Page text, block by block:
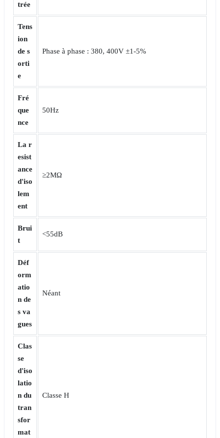
trée
Tens
ion
de s
orti
e
Phase à phase : 380, 400V ±1-5%
Fré
que
nce
50Hz
La r
esist
ance
d'iso
lem
ent
≥2MΩ
Brui
t
<55dB
Déf
orm
atio
n de
s va
gues
Néant
Clas
se
d'iso
latio
n du
tran
sfor
mat
Classe H